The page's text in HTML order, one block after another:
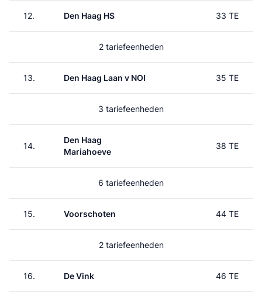
12. Den Haag HS 33 TE
2 tariefeenheden
13. Den Haag Laan v NOI 35 TE
3 tariefeenheden
14.
Den Haag
Mariahoeve
38 TE
6 tariefeenheden
15. Voorschoten 44 TE
2 tariefeenheden
16. De Vink 46 TE